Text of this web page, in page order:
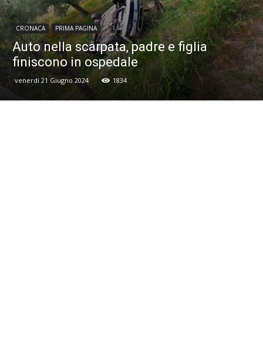
CRONACA PRIMA PAGINA
Auto nella scarpata, padre e figlia
finiscono in ospedale
venerdì 21 Giugno 2024 1834